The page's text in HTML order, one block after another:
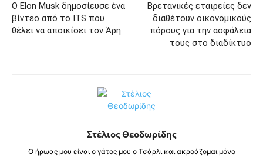
Ο Elon Musk δημοσίευσε ένα
βίντεο από το ITS που
θέλει να αποικίσει τον Άρη
Βρετανικές εταιρείες δεν
διαθέτουν οικονομικούς
πόρους για την ασφάλεια
τους στο διαδίκτυο
Στέλιος Θεοδωρίδης
Ο ήρωας μου είναι ο γάτος μου ο Τσάρλι και ακροάζομαι μόνο